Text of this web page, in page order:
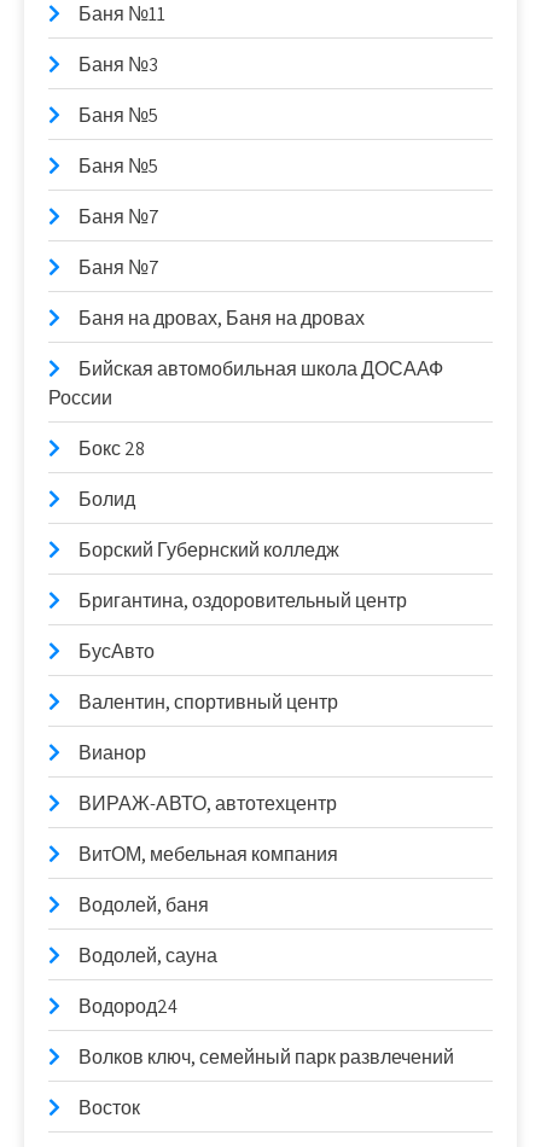
Баня №11
Баня №3
Баня №5
Баня №5
Баня №7
Баня №7
Баня на дровах, Баня на дровах
Бийская автомобильная школа ДОСААФ
России
Бокс 28
Болид
Борский Губернский колледж
Бригантина, оздоровительный центр
БусАвто
Валентин, спортивный центр
Вианор
ВИРАЖ-АВТО, автотехцентр
ВитОМ, мебельная компания
Водолей, баня
Водолей, сауна
Водород24
Волков ключ, семейный парк развлечений
Восток